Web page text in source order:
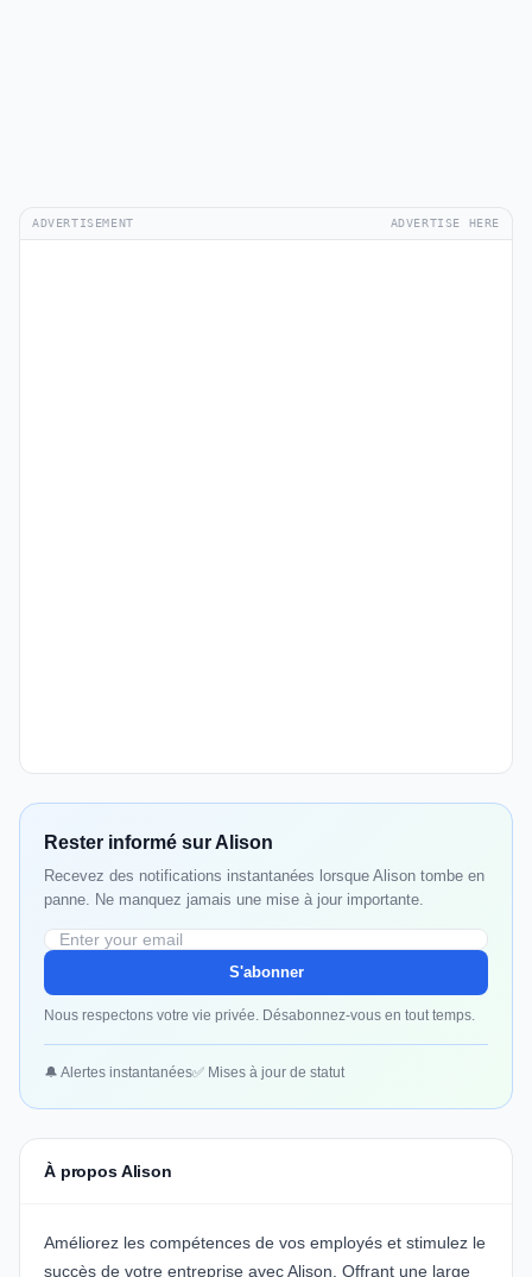
ADVERTISEMENT ADVERTISE HERE
Rester informé sur Alison
Recevez des notifications instantanées lorsque Alison tombe en
panne. Ne manquez jamais une mise à jour importante.
S'abonner
Nous respectons votre vie privée. Désabonnez-vous en tout temps.
🔔 Alertes instantanées✅ Mises à jour de statut
À propos Alison
Améliorez les compétences de vos employés et stimulez le
succès de votre entreprise avec Alison. Offrant une large